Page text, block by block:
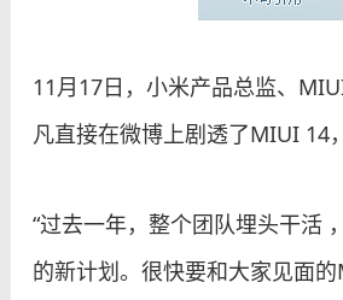
11月17日，小米产品总监、
凡直接在微博上剧透了MIUI 14
“过去一年，整个团队埋头干活
的新计划。很快要和大家见面